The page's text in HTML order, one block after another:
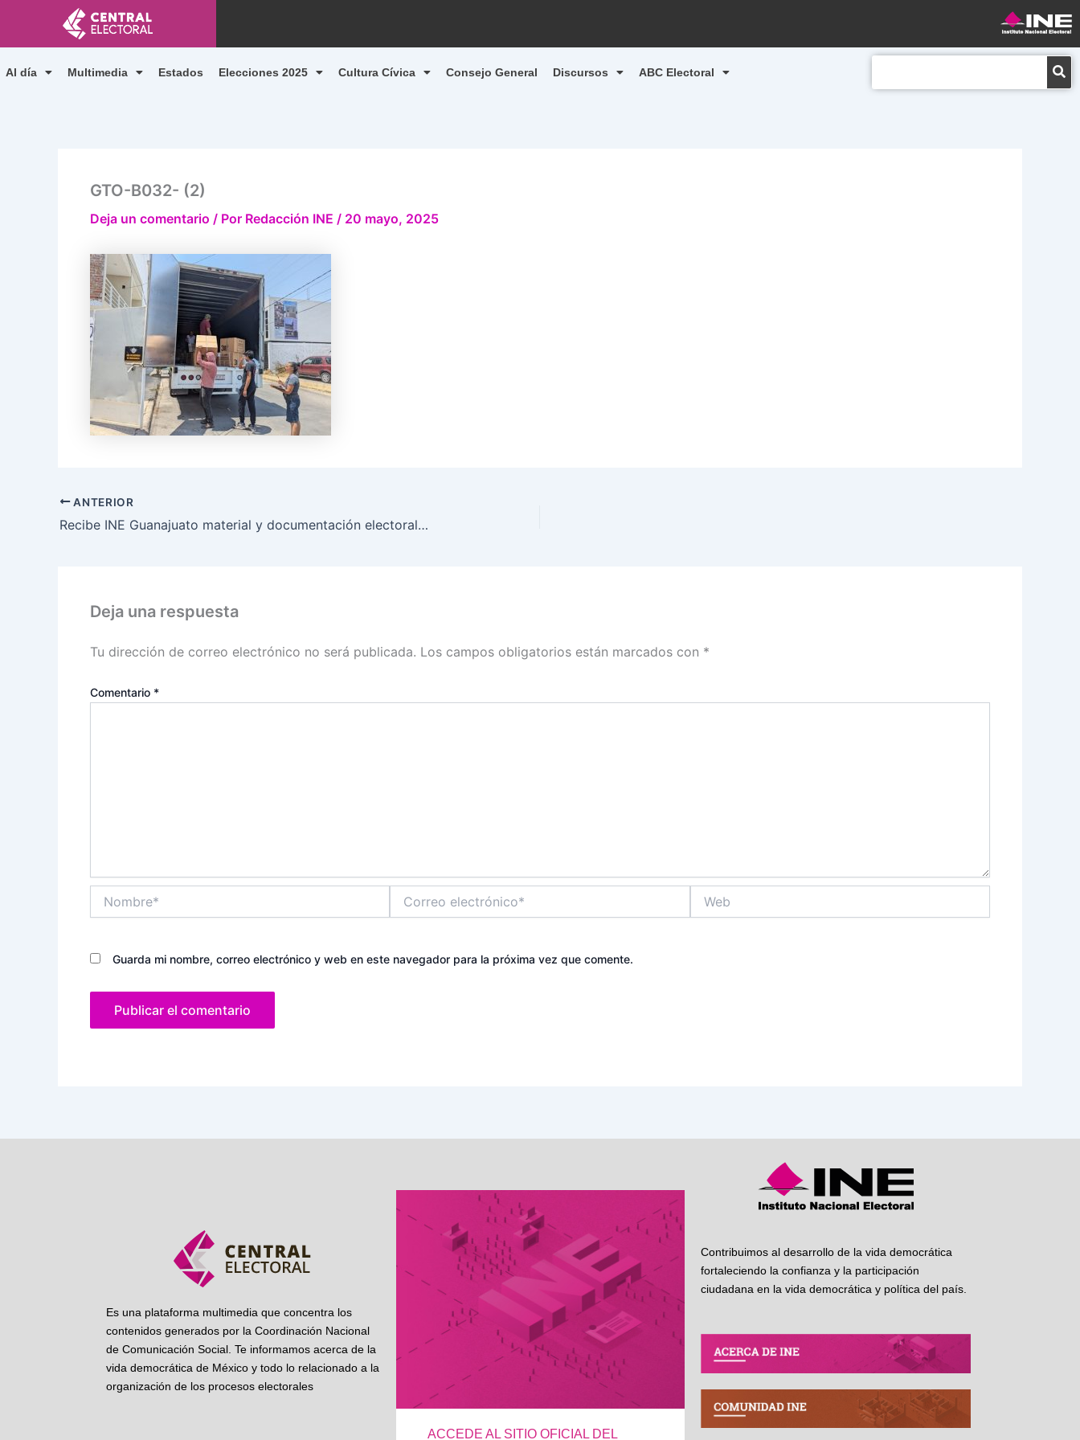
contenido
Al día Multimedia Estados Elecciones 2025 Cultura Cívica Consejo General Discursos ABC Electoral
GTO-B032- (2)
Deja un comentario / Por Redacción INE / 20 mayo, 2025
ANTERIOR
Recibe INE Guanajuato material y documentación electoral para elección del 1 de junio
Deja una respuesta
Tu dirección de correo electrónico no será publicada. Los campos obligatorios están marcados con *
Comentario *
electrónico*
Guarda mi nombre, correo electrónico y web en este navegador para la próxima vez que comente.
Es una plataforma multimedia que concentra los
contenidos generados por la Coordinación Nacional
de Comunicación Social. Te informamos acerca de la
vida democrática de México y todo lo relacionado a la
organización de los procesos electorales
ACCEDE AL SITIO OFICIAL DEL
Contribuimos al desarrollo de la vida democrática
fortaleciendo la confianza y la participación
ciudadana en la vida democrática y política del país.